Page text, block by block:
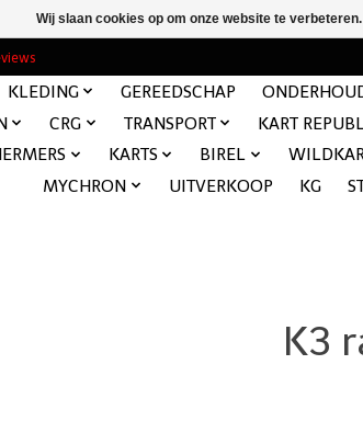
KLEDING GEREEDSCHAP
CRG TRANSPORT KART
KARTS BIREL
MYCHRON
UITVERKOOP KG
K3
Wij slaan cookies op om onze website te